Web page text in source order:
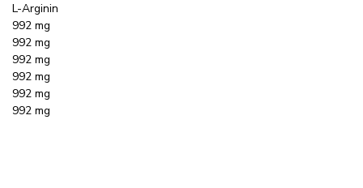
L-Arginin
992 mg
992 mg
992 mg
992 mg
992 mg
992 mg